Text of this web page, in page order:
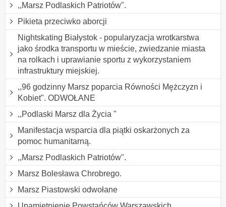
,,Marsz Podlaskich Patriotów".
Pikieta przeciwko aborcji
Nightskating Białystok - popularyzacja wrotkarstwa
jako środka transportu w mieście, zwiedzanie miasta
na rolkach i uprawianie sportu z wykorzystaniem
infrastruktury miejskiej.
,,96 godzinny Marsz poparcia Równości Mężczyzn i
Kobiet". ODWOŁANE
,,Podlaski Marsz dla Życia "
Manifestacja wsparcia dla piątki oskarżonych za
pomoc humanitarną.
,,Marsz Podlaskich Patriotów".
Marsz Bolesława Chrobrego.
Marsz Piastowski odwołane